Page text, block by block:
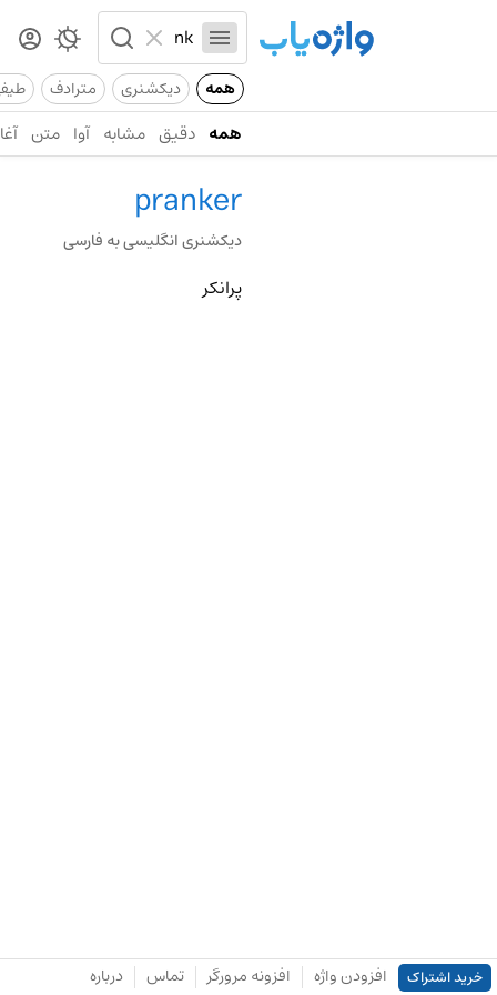
همه دیکشنری مترادف
همه دقیق مشابه آوا متن
pranker
دیکشنری انگلیسی به فارسی
پرانکر
خرید اشتراک افزودن واژه افزونه مرورگر تماس درباره